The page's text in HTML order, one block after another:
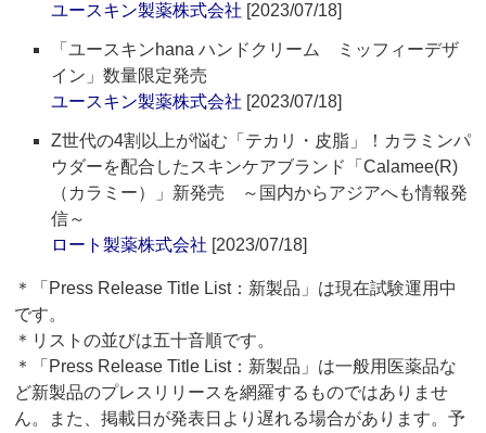
ユースキン製薬株式会社 [2023/07/18]
「ユースキンhana ハンドクリーム ミッフィーデザ
イン」数量限定発売
ユースキン製薬株式会社 [2023/07/18]
Z世代の4割以上が悩む「テカリ・皮脂」！カラミンパ
ウダーを配合したスキンケアブランド「Calamee(R)
（カラミー）」新発売 ～国内からアジアへも情報発
信～
ロート製薬株式会社 [2023/07/18]
＊「Press Release Title List：新製品」は現在試験運用中
です。
＊リストの並びは五十音順です。
＊「Press Release Title List：新製品」は一般用医薬品な
ど新製品のプレスリリースを網羅するものではありませ
ん。また、掲載日が発表日より遅れる場合があります。予